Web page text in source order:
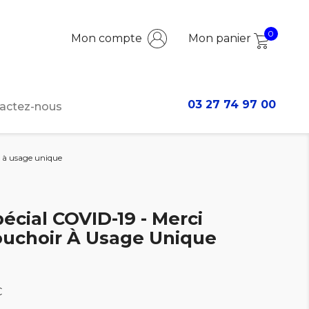
Mon compte Mon panier 0
nous 03 27 74 97 00
usage unique
COVID-19 - Merci
À Usage Unique